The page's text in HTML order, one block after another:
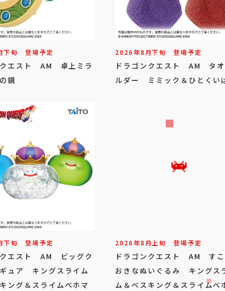
下旬 登場予定
クエスト AM 卓上ミラ
鏡
2026年8月下旬 登場予定
ドラゴンクエスト AM タ
ルダー ミミック＆ひとくい
下旬 登場予定
クエスト AM ビッグク
ュア キングスライム
ング＆スライムベホマ
2026年8月上旬 登場予定
ドラゴンクエスト AM す
おきなぬいぐるみ キングス
ム＆ベスキング＆スライムベ